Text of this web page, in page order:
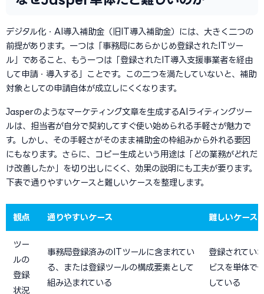
デジタル化・AI導入補助金（旧IT導入補助金）には、大きく二つの
前提があります。一つは「事務局にあらかじめ登録されたITツー
ル」であること、もう一つは「登録されたIT導入支援事業者を経由
して申請・導入する」ことです。この二つを満たしていないと、補助
対象としての申請自体が成立しにくくなります。
Jasperのようなマーケティング文章を生成するAIライティングツー
ルは、担当者が自分で契約してすぐ使い始められる手軽さが魅力で
す。しかし、その手軽さがそのまま補助金の枠組みから外れる要因
にもなります。さらに、コピー生成という用途は「どの業務がどれだ
け改善したか」を切り出しにくく、効果の説明にも工夫が要ります。
下表で通りやすいケースと難しいケースを整理します。
観点 通りやすいケース 難しいケース
ツー
ルの
登録
状況
事務局登録済みのITツールに含まれてい
る、または登録ツールの構成要素として
組み込まれている
登録されてい
ビスを単体で
している